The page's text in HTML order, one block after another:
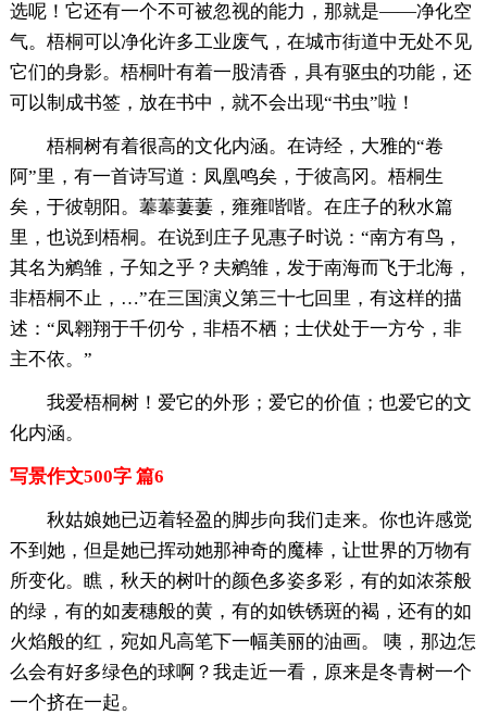
选呢！它还有一个不可被忽视的能力，那就是——净化空
气。梧桐可以净化许多工业废气，在城市街道中无处不见
它们的身影。梧桐叶有着一股清香，具有驱虫的功能，还
可以制成书签，放在书中，就不会出现“书虫”啦！
梧桐树有着很高的文化内涵。在诗经，大雅的“卷
阿”里，有一首诗写道：凤凰鸣矣，于彼高冈。梧桐生
矣，于彼朝阳。菶菶萋萋，雍雍喈喈。在庄子的秋水篇
里，也说到梧桐。在说到庄子见惠子时说：“南方有鸟，
其名为鹓雏，子知之乎？夫鹓雏，发于南海而飞于北海，
非梧桐不止，…”在三国演义第三十七回里，有这样的描
述：“凤翱翔于千仞兮，非梧不栖；士伏处于一方兮，非
主不依。”
我爱梧桐树！爱它的外形；爱它的价值；也爱它的文
化内涵。
写景作文500字 篇6
秋姑娘她已迈着轻盈的脚步向我们走来。你也许感觉
不到她，但是她已挥动她那神奇的魔棒，让世界的万物有
所变化。瞧，秋天的树叶的颜色多姿多彩，有的如浓茶般
的绿，有的如麦穗般的黄，有的如铁锈斑的褐，还有的如
火焰般的红，宛如凡高笔下一幅美丽的油画。 咦，那边怎
么会有好多绿色的球啊？我走近一看，原来是冬青树一个
一个挤在一起。